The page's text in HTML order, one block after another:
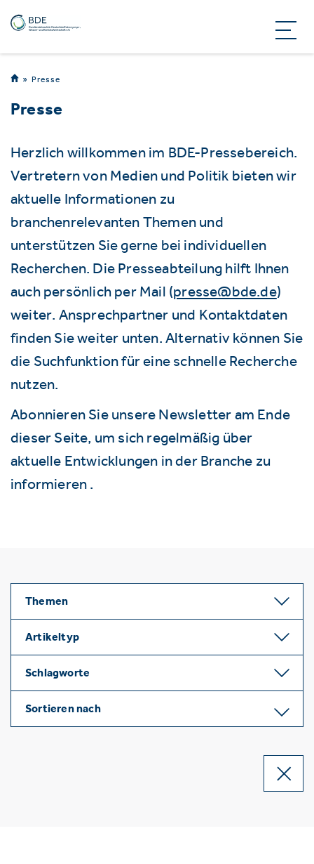
Presse
Presse
Herzlich willkommen im BDE-Pressebereich.
Vertretern von Medien und Politik bieten wir
aktuelle Informationen zu
branchenrelevanten Themen und
unterstützen Sie gerne bei individuellen
Recherchen. Die Presseabteilung hilft Ihnen
auch persönlich per Mail (presse@bde.de)
weiter. Ansprechpartner und Kontaktdaten
finden Sie weiter unten. Alternativ können Sie
die Suchfunktion für eine schnelle Recherche
nutzen.
Abonnieren Sie unsere Newsletter am Ende
dieser Seite, um sich regelmäßig über
aktuelle Entwicklungen in der Branche zu
informieren .
Themen
Artikeltyp
Schlagworte
Sortieren nach